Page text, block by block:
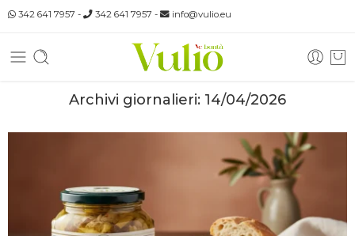
342 641 7957 - 342 641 7957 - info@vulio.eu
Archivi giornalieri: 14/04/2026